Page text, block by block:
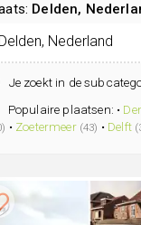
Delden,
Je zoekt in de
Populaire plaatsen: •
• Zoetermeer (43) • Delft